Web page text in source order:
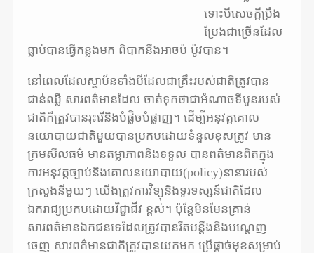
ទោះបីសេចក្តីប្រឹង
ប្រែងជាច្រើនដែល
ធ្លាប់បានធ្វើកន្លងមក ពិបាកនឹងអាចប៉ៈប៉ូវបាន។
នៅពេលដែលស្ថាប័នទាំងបីដែលជាគ្រឹះរបស់ជាតិត្រូវបាន
ជាន់ឈ្លឺ សារពត៌មានដែល ចាត់ទុកថាជាអំណាចទីបួនរបស់
ជាតិក៏ត្រូវបានរុះរើនិងបំផ្លិចបំផ្លាញ។ ដើម្បីអនុវត្តគោល
នយោបាយជាតិមួយបានប្រកបដោយទំនួលខុសត្រូវ មាន
ក្រមសីលធម៌ មានតម្លាភាពនិងទទួល បានពត៌មានពិតក្នុង
ការអនុវត្តច្បាប់និងគោលនយោបាយ(policy)នានារបស់
ក្រសួងនីមួយៗ យើងត្រូវការវិទ្យុនិងទូរទស្សន៍ជាតិដែល
ឯករាជ្យប្រកបដោយវិជ្ជាជីវៈខ្ពស់។ ប៉ុន្តែមិនមែនគ្រាន់
សារពត៌មានឯកជនទេដែលត្រូវបានរឹតបន្តឹងនិងបណ្តេញ
ចេញ សារពត៌មានជាតិត្រូវបានយកមក ប្រើផ្តាច់មុខសម្រាប់